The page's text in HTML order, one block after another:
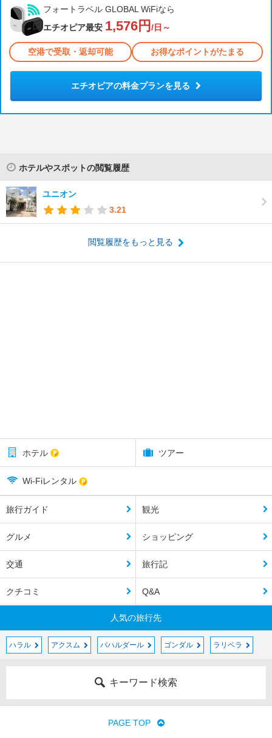
フォートラベル GLOBAL WiFiなら
エチオピア最安 1,576円 /日～
空港で受取・返却可能 お得なポイントがたまる
エチオピアの料金プランを見る
ホテルやスポットの閲覧履歴
ユニオン
3.21
閲覧履歴をもっと見る
ホテル ツアー
Wi-Fiレンタル
旅行ガイド 観光
グルメ ショッピング
交通 旅行記
クチコミ Q&A
人気の旅行先
ハラル アクスム バハルダール ゴンダル ラリベラ
キーワード検索
PAGE TOP